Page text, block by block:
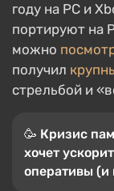
году на PC и
портируют на
можно
получил
стрельбой и
🥳 Кризис
хочет
оперативы